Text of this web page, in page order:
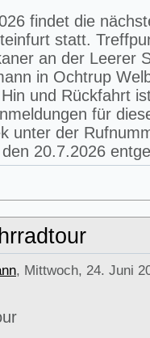
findet die
statt.
an der Leerer
in Ochtrup
und Rückfahrt
für
unter der
20.7.2026
, Mittwoch, 24. Juni